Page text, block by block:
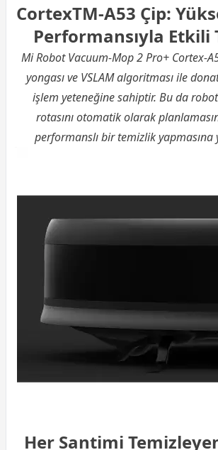
CortexTM-A53 Çip:
Performansıyla Etkili
Mi Robot Vacuum-Mop 2 Pro+ Cortex-
yongası ve VSLAM algoritması ile
işlem yeteneğine sahiptir. Bu da
rotasını otomatik olarak
performanslı bir temizlik yapmasına
Her Santimi